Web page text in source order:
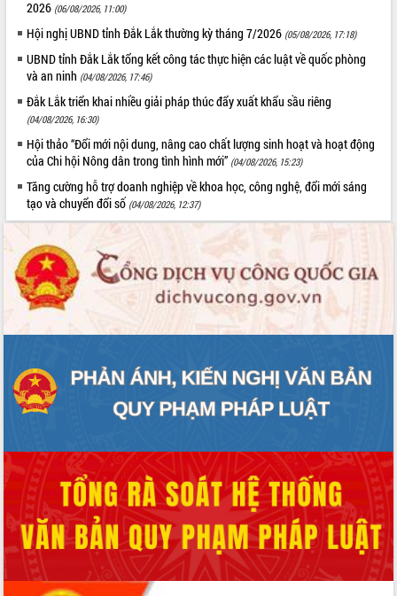
2026 (06/08/2026, 11:00)
Hội nghị UBND tỉnh Đắk Lắk thường kỳ tháng 7/2026 (05/08/2026, 17:18)
UBND tỉnh Đắk Lắk tổng kết công tác thực hiện các luật về quốc phòng
và an ninh (04/08/2026, 17:46)
Đắk Lắk triển khai nhiều giải pháp thúc đẩy xuất khẩu sầu riêng
(04/08/2026, 16:30)
Hội thảo “Đổi mới nội dung, nâng cao chất lượng sinh hoạt và hoạt động
của Chi hội Nông dân trong tình hình mới” (04/08/2026, 15:23)
Tăng cường hỗ trợ doanh nghiệp về khoa học, công nghệ, đổi mới sáng
tạo và chuyển đổi số (04/08/2026, 12:37)